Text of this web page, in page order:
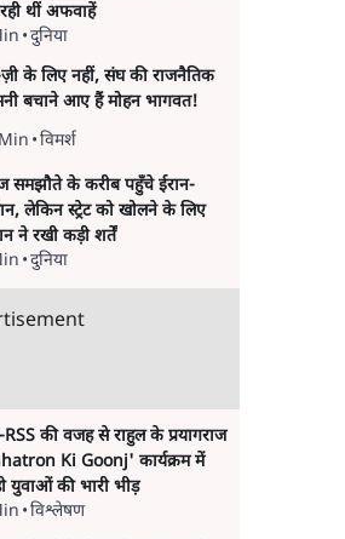
थीं अफवाहें
•दुनिया
के लिए नहीं, संघ की राजनैतिक
बचाने आए हैं मोहन भागवत!
•विमर्श
समझौते के करीब पहुँचे ईरान-
लेकिन स्ट्रेट को खोलने के लिए
ने रखी कड़ी शर्तें
•दुनिया
RSS की वजह से राहुल के प्रयागराज
Ki Goonj' कार्यक्रम में
युवाओं की भारी भीड़
•विश्लेषण